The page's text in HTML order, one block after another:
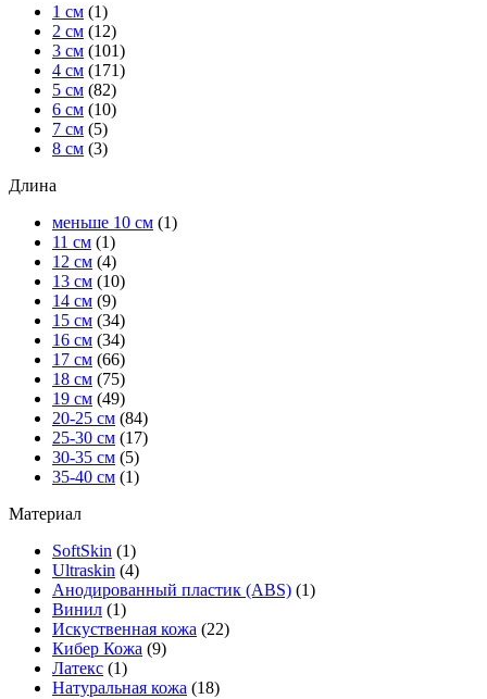
1 см (1)
2 см (12)
3 см (101)
4 см (171)
5 см (82)
6 см (10)
7 см (5)
8 см (3)
Длина
меньше 10 см (1)
11 см (1)
12 см (4)
13 см (10)
14 см (9)
15 см (34)
16 см (34)
17 см (66)
18 см (75)
19 см (49)
20-25 см (84)
25-30 см (17)
30-35 см (5)
35-40 см (1)
Материал
SoftSkin (1)
Ultraskin (4)
Анодированный пластик (ABS) (1)
Винил (1)
Искуственная кожа (22)
Кибер Кожа (9)
Латекс (1)
Натуральная кожа (18)